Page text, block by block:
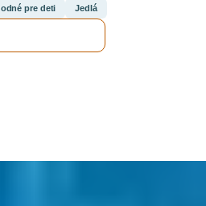
pre deti Jedlá